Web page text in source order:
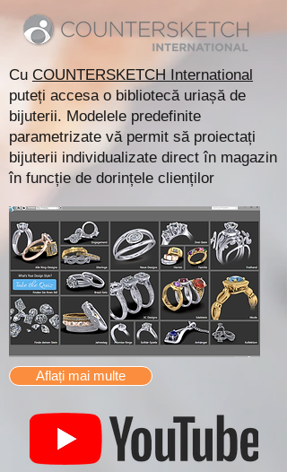
Cu COUNTERSKETCH International
puteți accesa o bibliotecă uriașă de
bijuterii. Modelele predefinite
parametrizate vă permit să proiectați
bijuterii individualizate direct în magazin
în funcție de dorințele clienților
Aflați mai multe